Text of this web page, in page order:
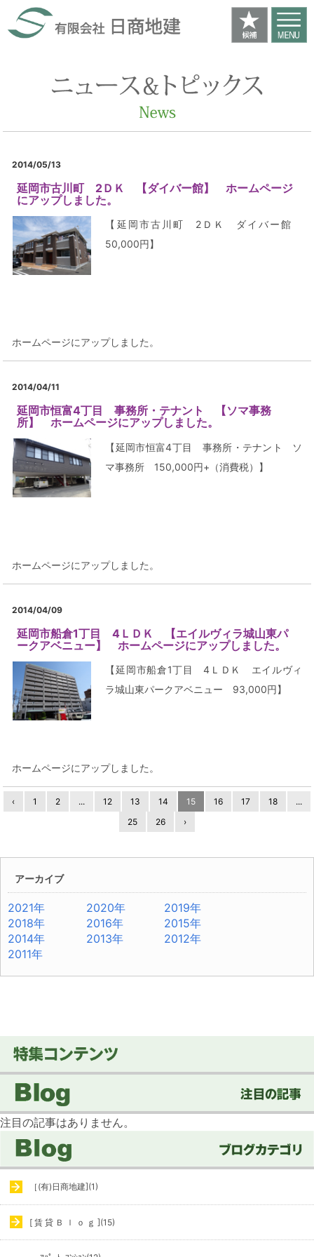
2014/05/13
延岡市古川町 2ＤＫ 【ダイバー館】 ホームページ
にアップしました。
【延岡市古川町 2ＤＫ ダイバー館
50,000円】
ホームページにアップしました。
2014/04/11
延岡市恒富4丁目 事務所・テナント 【ソマ事務
所】 ホームページにアップしました。
【延岡市恒富4丁目 事務所・テナント ソ
マ事務所 150,000円+（消費税）】
ホームページにアップしました。
2014/04/09
延岡市船倉1丁目 4ＬＤＫ 【エイルヴィラ城山東パ
ークアベニュー】 ホームページにアップしました。
【延岡市船倉1丁目 4ＬＤＫ エイルヴィ
ラ城山東パークアベニュー 93,000円】
ホームページにアップしました。
‹ 1 2 ... 12 13 14 15 16 17 18
...
25
26 ›
アーカイブ
2021年 2020年
2019年
2018年
2016年
2015年
2014年
2013年
2012年
2011年
注目の記事はありません。
［(有)日商地建](1)
[ 賃 貸 Ｂ ｌ ｏ ｇ ](15)